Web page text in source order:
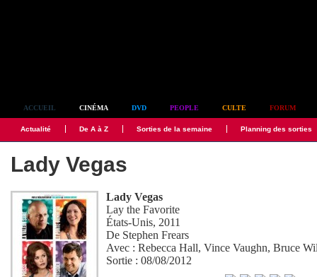
ACCUEIL CINÉMA DVD PEOPLE CULTE FORUM
Actualité De A à Z Sorties de la semaine Planning des sorties
Lady Vegas
Lady Vegas
Lay the Favorite
États-Unis, 2011
De Stephen Frears
Avec :Rebecca Hall,Vince Vaughn,Bruce
Sortie : 08/08/2012